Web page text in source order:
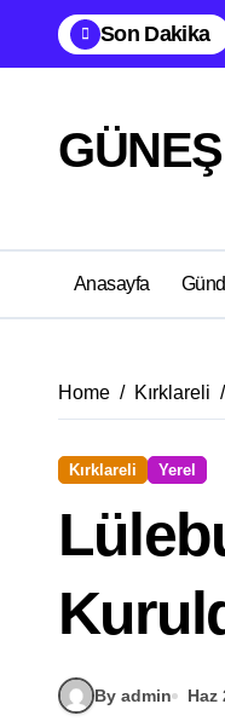
content
Son Dakika
Anasayfa
Home Kırklareli
Kırklareli Yerel
By admin Haz